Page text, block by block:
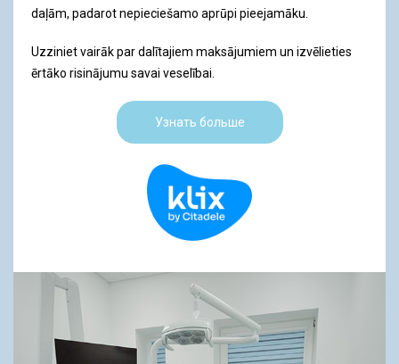
daļām, padarot nepieciešamo aprūpi pieejamāku.
Uzziniet vairāk par dalītajiem maksājumiem un izvēlieties
ērtāko risinājumu savai veselībai.
Узнать больше